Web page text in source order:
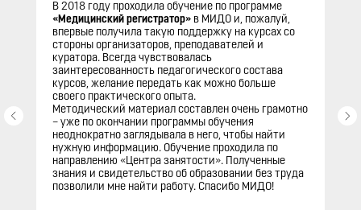
В 2018 году проходила обучение по программе
«Медицинский регистратор» в МИДО и, пожалуй,
впервые получила такую поддержку на курсах со
стороны организаторов, преподавателей и
куратора. Всегда чувствовалась
заинтересованность педагогического состава
курсов, желание передать как можно больше
своего практического опыта.
Методический материал составлен очень грамотно
– уже по окончании программы обучения
неоднократно заглядывала в него, чтобы найти
нужную информацию. Обучение проходила по
направлению «Центра занятости». Полученные
знания и свидетельство об образовании без труда
позволили мне найти работу. Спасибо МИДО!